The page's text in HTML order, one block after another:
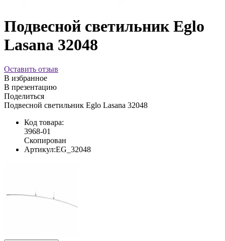
Подвесной светильник Eglo
Lasana 32048
Оставить отзыв
В избранное
В презентацию
Поделиться
Подвесной светильник Eglo Lasana 32048
Код товара:
3968-01
Скопирован
Артикул:EG_32048